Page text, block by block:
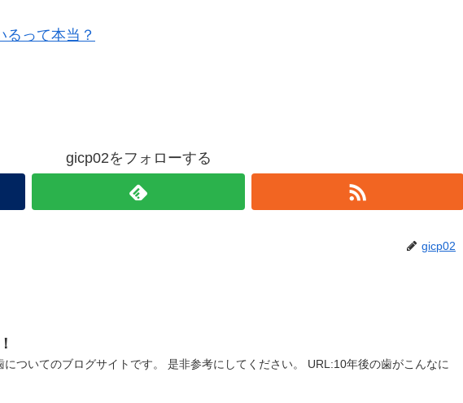
るって本当？
gicp02をフォローする
gicp02
ついてのブログサイトです。 是非参考にしてください。 URL:10年後の歯がこんなに